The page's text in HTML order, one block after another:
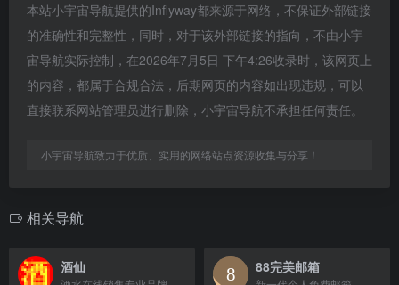
本站小宇宙导航提供的Inflyway都来源于网络，不保证外部链接
的准确性和完整性，同时，对于该外部链接的指向，不由小宇
宙导航实际控制，在2026年7月5日 下午4:26收录时，该网页上
的内容，都属于合规合法，后期网页的内容如出现违规，可以
直接联系网站管理员进行删除，小宇宙导航不承担任何责任。
小宇宙导航致力于优质、实用的网络站点资源收集与分享！
相关导航
酒仙 88完美邮箱